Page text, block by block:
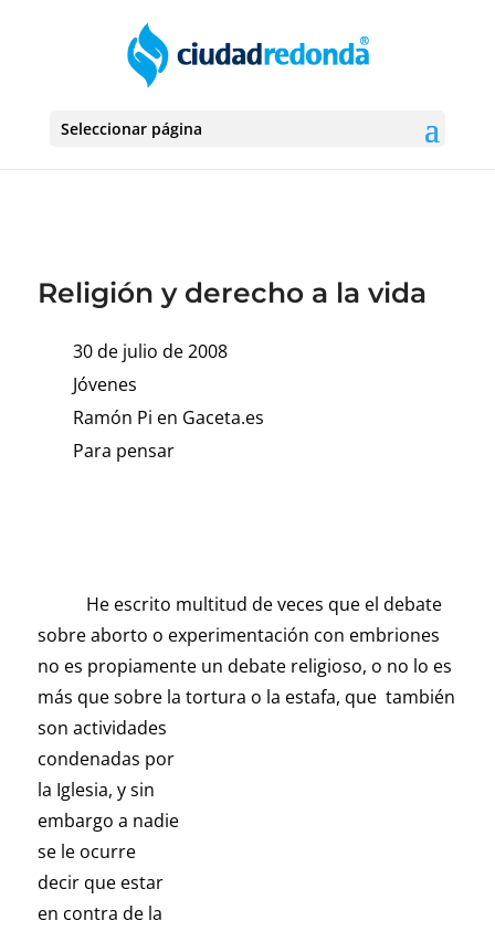
Seleccionar página
Religión y derecho a la vida
30 de julio de 2008
Jóvenes
Ramón Pi en Gaceta.es
Para pensar
He escrito multitud de veces que el debate
sobre aborto o experimentación con embriones
no es propiamente un debate religioso, o no lo es
más que sobre la tortura o la estafa, que también
son actividades
condenadas por
la Iglesia, y sin
embargo a nadie
se le ocurre
decir que estar
en contra de la